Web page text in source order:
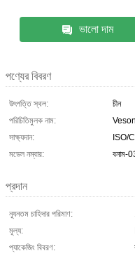
ভালো দাম
পণ্যের বিবরণ
উৎপত্তি স্থল:
চীন
পরিচিতিমুলক নাম:
সাক্ষ্যদান:
ISO/
মডেল নম্বার:
বনাম-
প্রদান
ন্যূনতম চাহিদার পরিমাণ:
মূল্য:
প্যাকেজিং বিবরণ: